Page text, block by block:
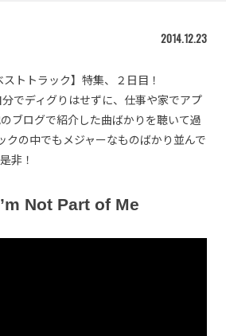
2014.12.23
トトラック】特集、２日目！
でディグりはせずに、仕事や家でアプ
ブログで紹介した曲ばかりを聴いて過
クの中でもメジャーなものばかり並んで
非！
Not Part of Me